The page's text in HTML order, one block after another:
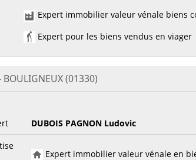
Expert immobilier valeur vénale biens
Expert pour les biens vendus en viager
(01330)
DUBOIS PAGNON Ludovic
Expert immobilier valeur vénale en